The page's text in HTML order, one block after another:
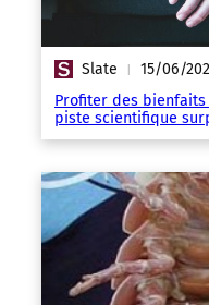
Slate | 15/06/
Profiter des
piste scientifique